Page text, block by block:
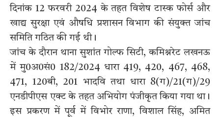
दिनांक 12 फरवरी 2024 के तहत विशेष टास्क फोर्स और
खाद्य सुरक्षा एवं औषधि प्रशासन विभाग की संयुक्त जांच
समिति गठित की गई थी।
जांच के दौरान थाना सुशांत गोल्फ सिटी, कमिश्नरेट लखनऊ
में मु0अ0सं0 182/2024 धारा 419, 420, 467, 468,
471, 120बी, 201 भादवि तथा धारा 8(ग)/21(ग)/29
एनडीपीएस एक्ट के तहत अभियोग पंजीकृत किया गया था।
इस प्रकरण में पूर्व में विभोर राणा, विशाल सिंह, अमित